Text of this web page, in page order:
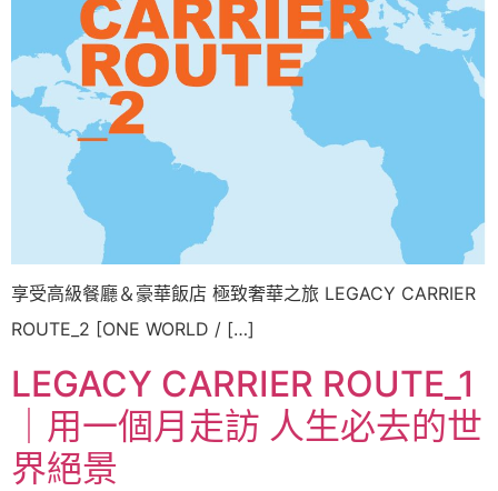
享受高級餐廳＆豪華飯店 極致奢華之旅 LEGACY CARRIER
ROUTE_2 [ONE WORLD / […]
LEGACY CARRIER ROUTE_1
｜用一個月走訪 人生必去的世
界絕景